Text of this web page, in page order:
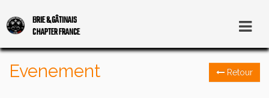
BRIE & GÂTINAIS
CHAPTER FRANCE
Evenement Retour